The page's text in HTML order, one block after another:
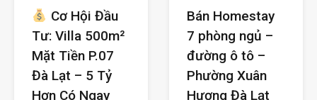
Cơ Hội Đầu
Tư: Villa 500m²
Mặt Tiền P.07
Đà Lạt – 5 Tỷ
Hơn Có Ngay
Bán Homestay
7 phòng ngủ –
đường ô tô –
Phường Xuân
Hương Đà Lạt